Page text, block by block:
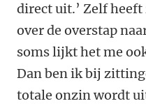
direct uit.’ Zelf
over de overstap
soms lijkt het me
Dan ben ik bij
totale onzin wordt